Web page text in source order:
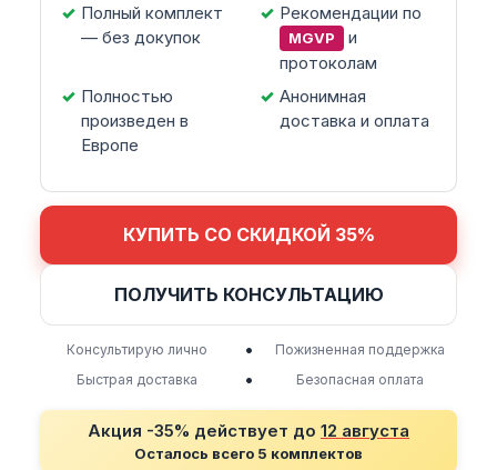
Полный комплект
— без докупок
Рекомендации по
MGVP
и
протоколам
Полностью
произведен в
Европе
Анонимная
доставка и оплата
КУПИТЬ СО СКИДКОЙ 35%
ПОЛУЧИТЬ КОНСУЛЬТАЦИЮ
Консультирую лично •
Пожизненная поддержка
Быстрая доставка
• Безопасная оплата
Акция -35% действует до 12 августа
Осталось всего 5 комплектов